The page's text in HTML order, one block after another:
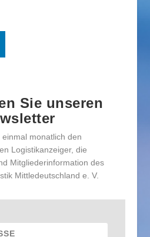
Sie unseren
einmal monatlich den
Logistikanzeiger, die
Mitgliederinformation des
Mittledeutschland e. V.